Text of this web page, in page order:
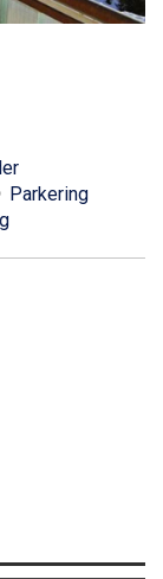
Parkering